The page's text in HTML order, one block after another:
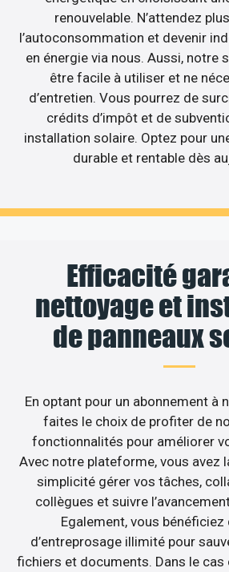
renouvelable. N’attendez
l’autoconsommation et devenir
en énergie via nous. Aussi, notre
être facile à utiliser et ne
d’entretien. Vous pourrez de
crédits d’impôt et de
installation solaire. Optez pour
durable et rentable dès
Efficacité
nettoyage et
de panneaux
En optant pour un abonnement à
faites le choix de profiter de
fonctionnalités pour améliorer
Avec notre plateforme, vous avez
simplicité gérer vos tâches,
collègues et suivre
Egalement, vous bénéficiez
d’entreprosage illimité pour
fichiers et documents. Dans le